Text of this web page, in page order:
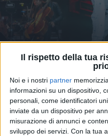
Il rispetto della tua
Noi e i nostri partner
informazioni su un dispositivo,
personali, come identificatori
inviate da un dispositivo per
misurazione di annunci e
sviluppo dei servizi. Con la tua
DA "DIO LO SA" 17 ago 2024
Geolier, il nuovo
arriva su Radio Italia
Il rapper napoletano si
estivo, ma ha già in
appuntamenti dal vivo